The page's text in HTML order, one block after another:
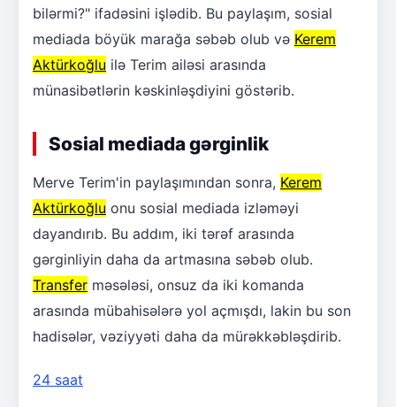
bilərmi?" ifadəsini işlədib. Bu paylaşım, sosial
mediada böyük marağa səbəb olub və Kerem
Aktürkoğlu ilə Terim ailəsi arasında
münasibətlərin kəskinləşdiyini göstərib.
Sosial mediada gərginlik
Merve Terim'in paylaşımından sonra, Kerem
Aktürkoğlu onu sosial mediada izləməyi
dayandırıb. Bu addım, iki tərəf arasında
gərginliyin daha da artmasına səbəb olub.
Transfer məsələsi, onsuz da iki komanda
arasında mübahisələrə yol açmışdı, lakin bu son
hadisələr, vəziyyəti daha da mürəkkəbləşdirib.
24 saat